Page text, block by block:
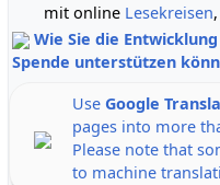
mit online Lesekreisen,
Wie Sie die
Spende unterstützen
Use Google
pages into more
Please note that
to machine